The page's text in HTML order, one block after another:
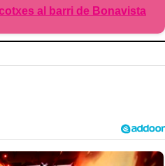
al barri de Bonavista